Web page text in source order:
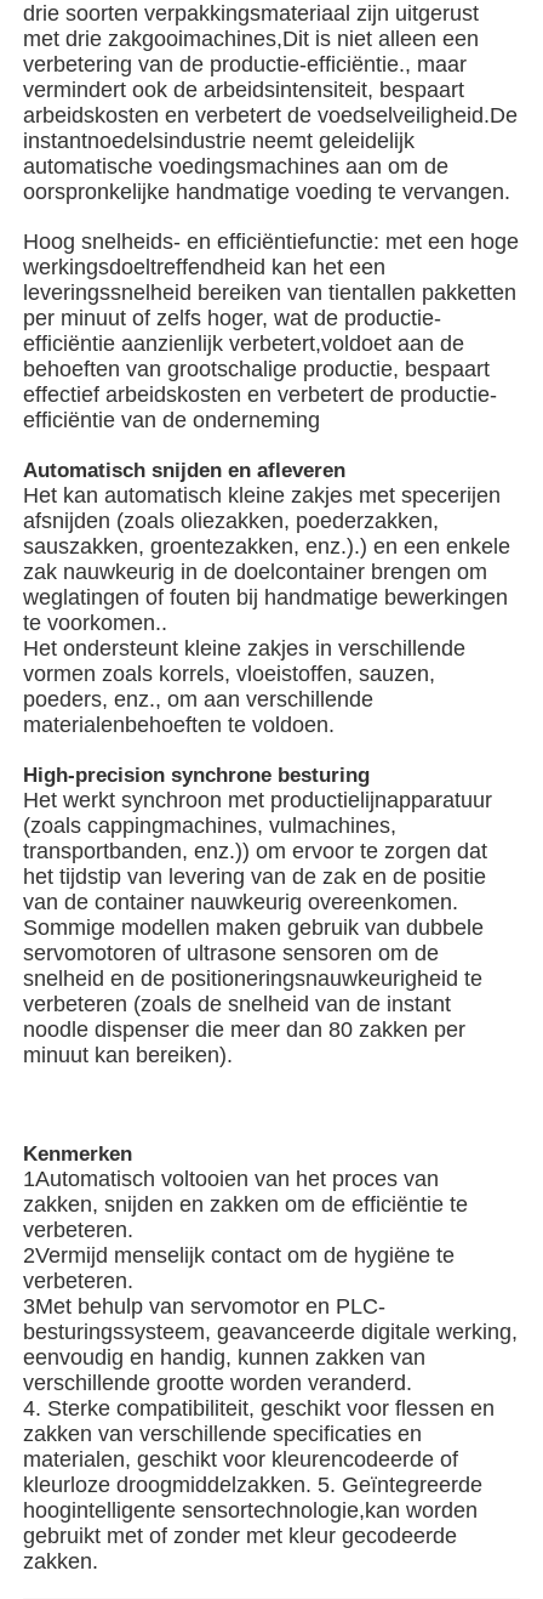
Verpakkingsmachine voor meerdere rijstroken
Dehydrerende Inserter-Machine
Verpakkingsmachines
kartonmachine
bolmachine
Netzakverpakkingsmachine
de verpakkingsmachine van de netwerkzak
Horizontale Verpakkingsmachine
Verpakkingsmachine voor visueel tellen
Verpakkingsmachine voor weegmachines met
Poeder verpakkingsmachine
Andere automaat
Verpakkingsverwerkende diensten
Verpakkingsmateriaal
Gespesialiseerde productielijn
drie soorten verpakkingsmateriaal zijn uitgerust
met drie zakgooimachines,Dit is niet alleen een
verbetering van de productie-efficiëntie., maar
vermindert ook de arbeidsintensiteit, bespaart
arbeidskosten en verbetert de voedselveiligheid.De
instantnoedelsindustrie neemt geleidelijk
automatische voedingsmachines aan om de
oorspronkelijke handmatige voeding te vervangen.
Hoog snelheids- en efficiëntiefunctie: met een hoge
werkingsdoeltreffendheid kan het een
leveringssnelheid bereiken van tientallen pakketten
per minuut of zelfs hoger, wat de productie-
efficiëntie aanzienlijk verbetert,voldoet aan de
behoeften van grootschalige productie, bespaart
effectief arbeidskosten en verbetert de productie-
efficiëntie van de onderneming
Automatisch snijden en afleveren
Het kan automatisch kleine zakjes met specerijen
afsnijden (zoals oliezakken, poederzakken,
sauszakken, groentezakken, enz.).) en een enkele
zak nauwkeurig in de doelcontainer brengen om
weglatingen of fouten bij handmatige bewerkingen
te voorkomen..
Het ondersteunt kleine zakjes in verschillende
vormen zoals korrels, vloeistoffen, sauzen,
poeders, enz., om aan verschillende
materialenbehoeften te voldoen.
High-precision synchrone besturing
Het werkt synchroon met productielijnapparatuur
(zoals cappingmachines, vulmachines,
transportbanden, enz.)) om ervoor te zorgen dat
het tijdstip van levering van de zak en de positie
van de container nauwkeurig overeenkomen.
Sommige modellen maken gebruik van dubbele
servomotoren of ultrasone sensoren om de
snelheid en de positioneringsnauwkeurigheid te
verbeteren (zoals de snelheid van de instant
noodle dispenser die meer dan 80 zakken per
minuut kan bereiken).
Kenmerken
1Automatisch voltooien van het proces van
zakken, snijden en zakken om de efficiëntie te
verbeteren.
2Vermijd menselijk contact om de hygiëne te
verbeteren.
3Met behulp van servomotor en PLC-
besturingssysteem, geavanceerde digitale werking,
eenvoudig en handig, kunnen zakken van
verschillende grootte worden veranderd.
4. Sterke compatibiliteit, geschikt voor flessen en
zakken van verschillende specificaties en
materialen, geschikt voor kleurencodeerde of
kleurloze droogmiddelzakken. 5. Geïntegreerde
hoogintelligente sensortechnologie,kan worden
gebruikt met of zonder met kleur gecodeerde
zakken.